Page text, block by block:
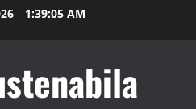
1:39:06 AM